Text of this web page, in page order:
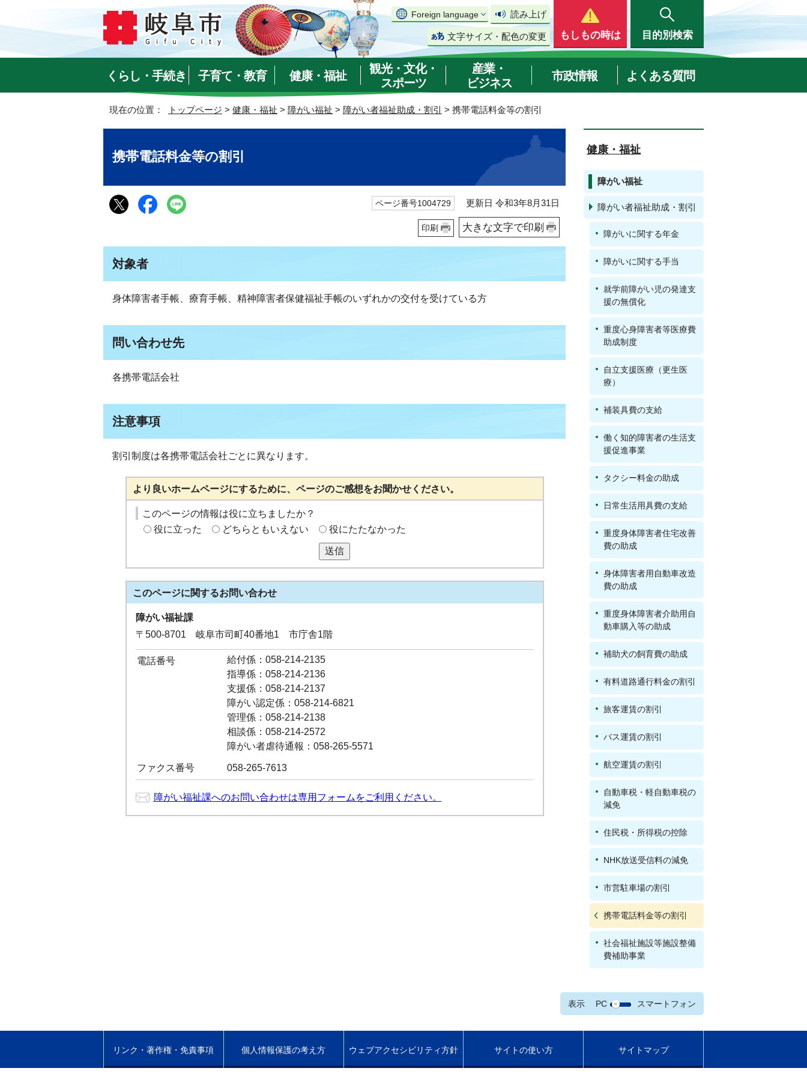
Foreign language 読み上げ
文字サイズ・配色の変更 もしもの時は 目的別検索
くらし・手続き 子育て・教育 健康・福祉
観光・文化・
スポーツ
産業・
ビジネス
市政情報 よくある質問
現在の位置： トップページ > 健康・福祉 > 障がい福祉 > 障がい者福祉助成・割引 > 携帯電話料金等の割引
携帯電話料金等の割引
ページ番号1004729 更新日 令和3年8月31日
印刷 大きな文字で印刷
対象者
身体障害者手帳、療育手帳、精神障害者保健福祉手帳のいずれかの交付を受けている方
問い合わせ先
各携帯電話会社
注意事項
割引制度は各携帯電話会社ごとに異なります。
より良いホームページにするために、ページのご感想をお聞かせください。
このページの情報は役に立ちましたか？
役に立った
どちらともいえない 役にたたなかった
送信
このページに関するお問い合わせ
障がい福祉課
〒500-8701 岐阜市司町40番地1 市庁舎1階
電話番号
給付係：058-214-2135
指導係：058-214-2136
支援係：058-214-2137
障がい認定係：058-214-6821
管理係：058-214-2138
相談係：058-214-2572
障がい者虐待通報：058-265-5571
ファクス番号 058-265-7613
障がい福祉課へのお問い合わせは専用フォームをご利用ください。
健康・福祉
障がい福祉
障がい者福祉助成・割引
障がいに関する年金
障がいに関する手当
就学前障がい児の発達支
援の無償化
重度心身障害者等医療費
助成制度
自立支援医療（更生医
療）
補装具費の支給
働く知的障害者の生活支
援促進事業
タクシー料金の助成
日常生活用具費の支給
重度身体障害者住宅改善
費の助成
身体障害者用自動車改造
費の助成
重度身体障害者介助用自
動車購入等の助成
補助犬の飼育費の助成
有料道路通行料金の割引
旅客運賃の割引
バス運賃の割引
航空運賃の割引
自動車税・軽自動車税の
減免
住民税・所得税の控除
NHK放送受信料の減免
市営駐車場の割引
携帯電話料金等の割引
社会福祉施設等施設整備
費補助事業
表示 PC スマートフォン
リンク・著作権・免責事項 個人情報保護の考え方 ウェブアクセシビリティ方針 サイトの使い方 サイトマップ